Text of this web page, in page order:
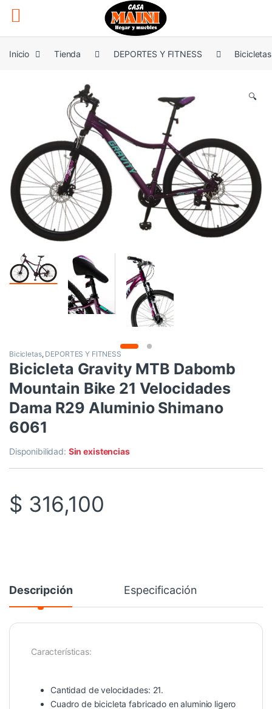
Inicio
Tienda DEPORTES Y FITNESS Bicicletas
🔍
Bicicletas, DEPORTES Y FITNESS
Bicicleta Gravity MTB Dabomb
Mountain Bike 21 Velocidades
Dama R29 Aluminio Shimano
6061
Disponibilidad: Sin existencias
$ 316,100
Descripción Especificación
Características:
Cantidad de velocidades: 21.
Cuadro de bicicleta fabricado en aluminio ligero